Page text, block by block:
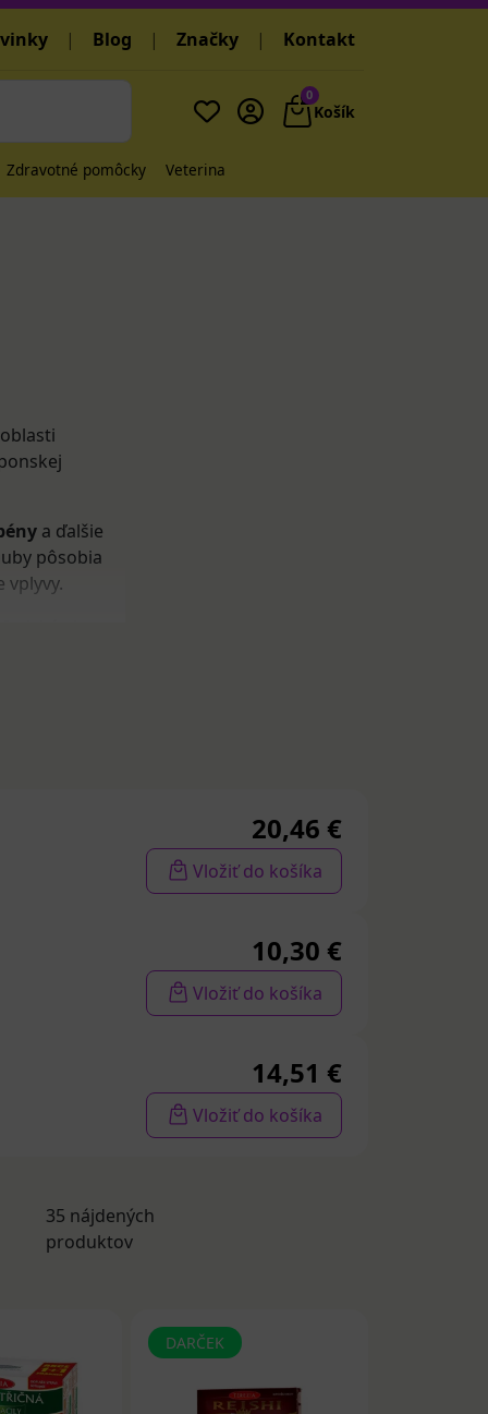
| Blog | Značky | Kontakt
0
Košík
Zdravotné pomôcky Veterina
a ďalšie
pôsobia
vplyvy.
tie
húb.
20,46 €
Vložiť do košíka
10,30 €
Vložiť do košíka
14,51 €
Vložiť do košíka
35 nájdených
produktov
DARČEK